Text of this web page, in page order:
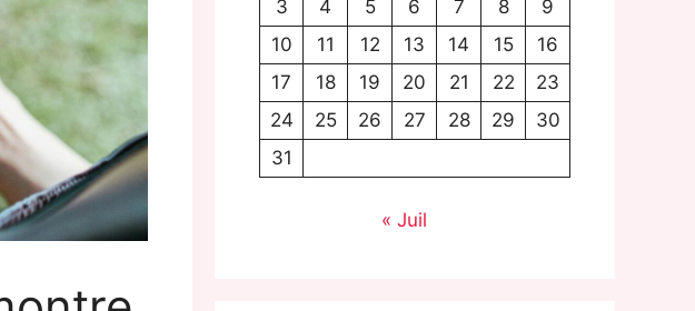
3
4 5 6 7 8
9
10
11 12 13 14 15
16
17
18 19 20 21 22
23
24
25 26 27 28 29
30
31
« Juil